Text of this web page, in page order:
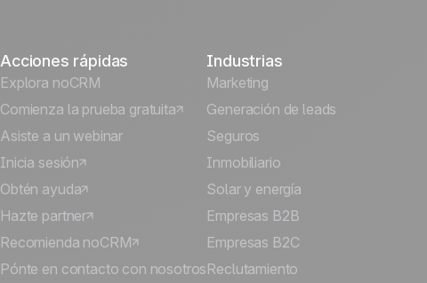
Acciones rápidas
Explora noCRM
Comienza la prueba gratuita
Asiste a un webinar
Inicia sesión
Obtén ayuda
Hazte partner
Recomienda noCRM
Pónte en contacto con nosotros
Industrias
Marketing
Generación de leads
Seguros
Inmobiliario
Solar y energía
Empresas B2B
Empresas B2C
Reclutamiento